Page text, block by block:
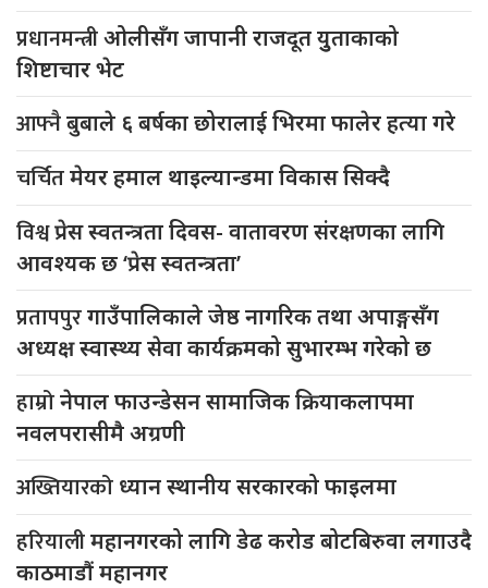
प्रधानमन्त्रीओलीसँग जापानी राजदूत युुताकाको
शिष्टाचार भेट
आफ्नैबुबाले ६ बर्षका छोरालाई भिरमा फालेर हत्या गरे
चर्चितमेयर हमाल थाइल्यान्डमा विकास सिक्दै
विश्वप्रेस स्वतन्त्रता दिवस- वातावरण संरक्षणका लागि
आवश्यक छ ‘प्रेस स्वतन्त्रता’
प्रतापपुरगाउँपालिकाले जेष्ठ नागरिक तथा अपाङ्गसँग
अध्यक्ष स्वास्थ्य सेवा कार्यक्रमको सुभारम्भ गरेको छ
हाम्रोनेपाल फाउन्डेसन सामाजिक क्रियाकलापमा
नवलपरासीमै अग्रणी
अख्तियारको ध्यान स्थानीय सरकारको फाइलमा
हरियालीमहानगरको लागि डेढ करोड बोटबिरुवा लगाउदै
काठमाडौं महानगर